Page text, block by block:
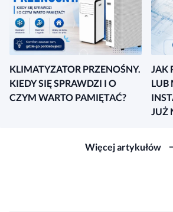
KLIMATYZATOR PRZENOŚNY.
KIEDY SIĘ SPRAWDZI I O
CZYM WARTO PAMIĘTAĆ?
JAK
LUB
JUŻ
Więcej artykułów